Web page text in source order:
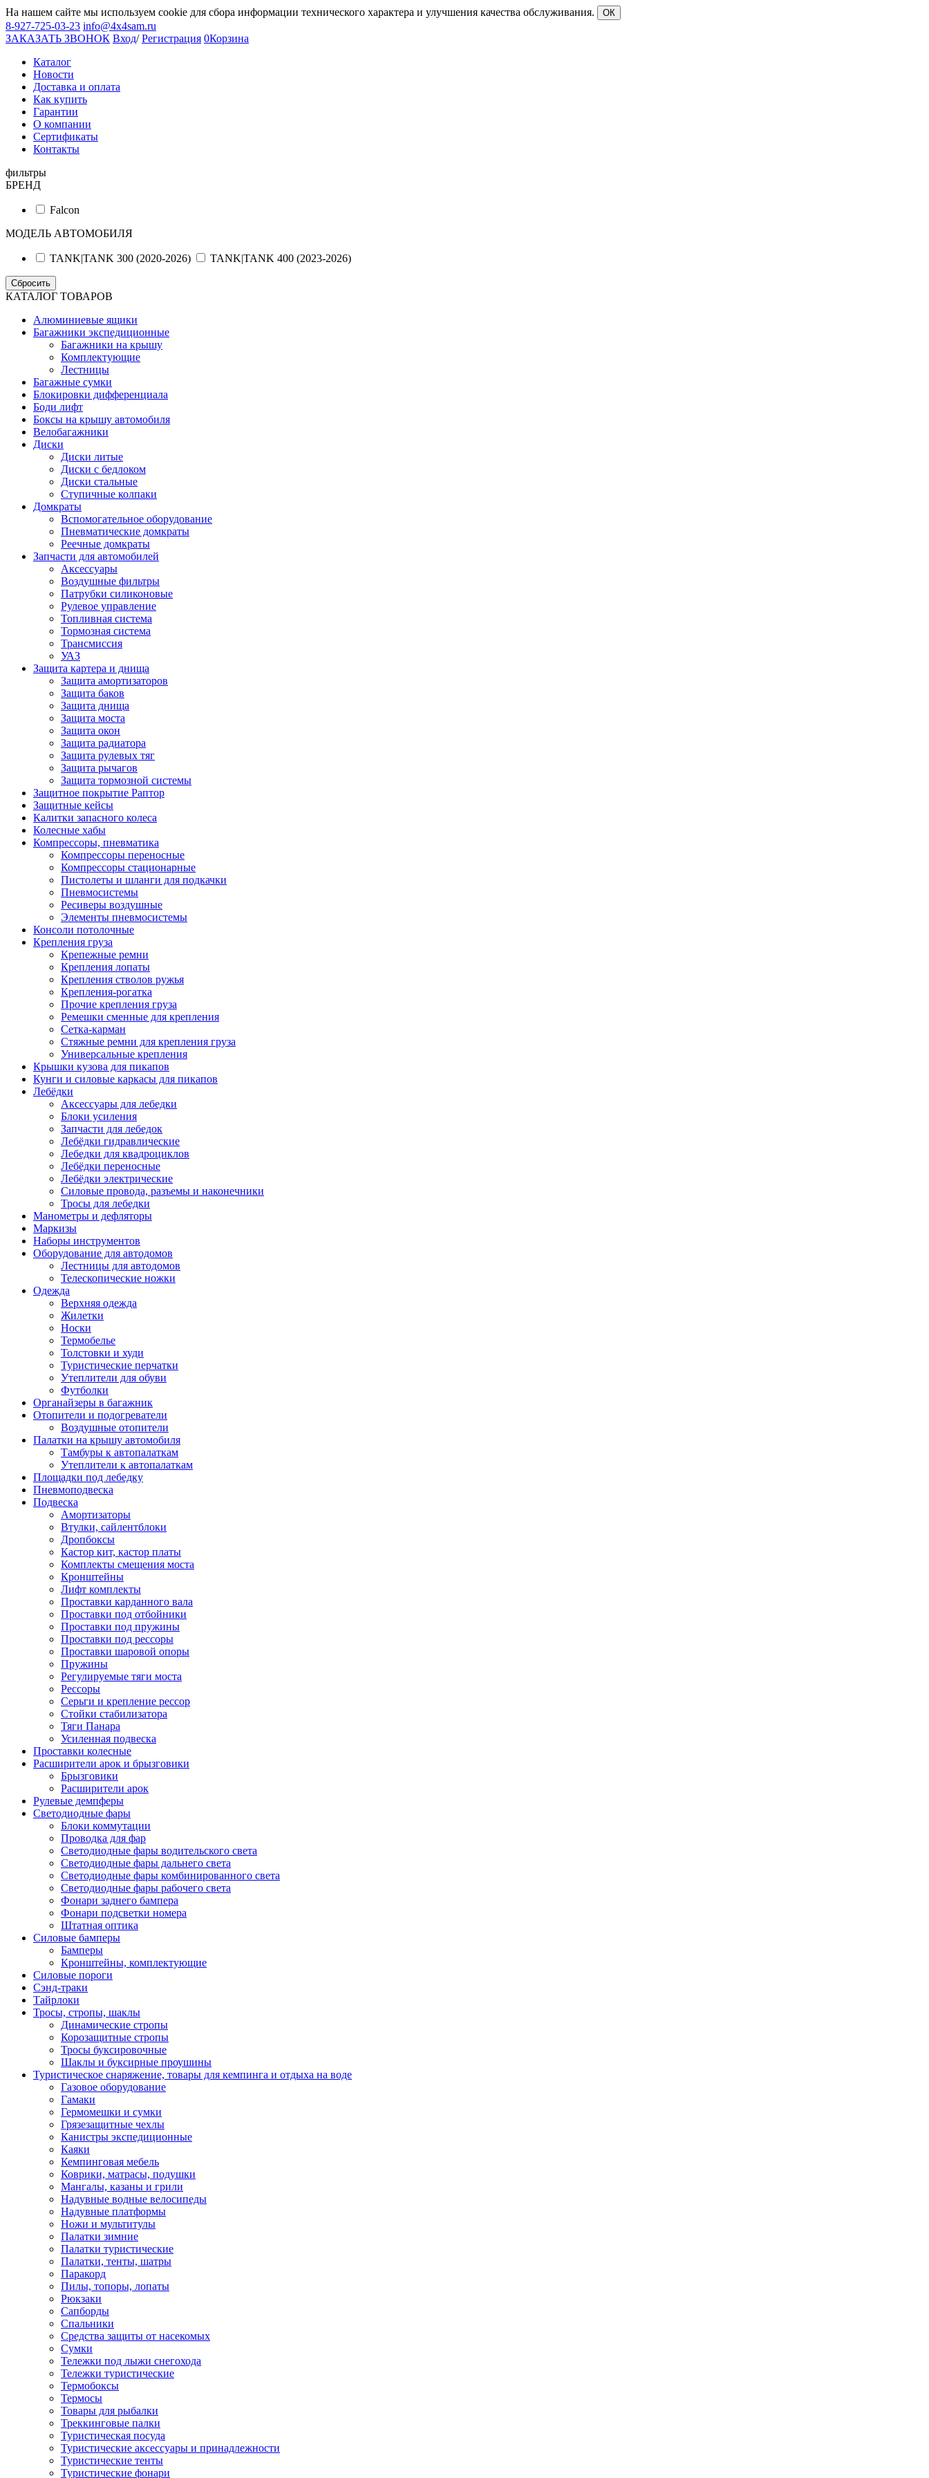
На нашем сайте мы используем cookie для сбора информации технического характера и улучшения качества обслуживания. ОК
8-927-725-03-23 info@4x4sam.ru
ЗАКАЗАТЬ ЗВОНОК Вход/Регистрация 0Корзина
Каталог
Новости
Доставка и оплата
Как купить
Гарантии
О компании
Сертификаты
Контакты
фильтры
БРЕНД
Falcon
МОДЕЛЬ АВТОМОБИЛЯ
TANK|TANK 300 (2020-2026) TANK|TANK 400 (2023-2026)
КАТАЛОГ ТОВАРОВ
Алюминиевые ящики
Багажники экспедиционные
Багажники на крышу
Комплектующие
Лестницы
Багажные сумки
Блокировки дифференциала
Боди лифт
Боксы на крышу автомобиля
Велобагажники
Диски
Диски литые
Диски с бедлоком
Диски стальные
Ступичные колпаки
Домкраты
Вспомогательное оборудование
Пневматические домкраты
Реечные домкраты
Запчасти для автомобилей
Аксессуары
Воздушные фильтры
Патрубки силиконовые
Рулевое управление
Топливная система
Тормозная система
Трансмиссия
УАЗ
Защита картера и днища
Защита амортизаторов
Защита баков
Защита днища
Защита моста
Защита окон
Защита радиатора
Защита рулевых тяг
Защита рычагов
Защита тормозной системы
Защитное покрытие Раптор
Защитные кейсы
Калитки запасного колеса
Колесные хабы
Компрессоры, пневматика
Компрессоры переносные
Компрессоры стационарные
Пистолеты и шланги для подкачки
Пневмосистемы
Ресиверы воздушные
Элементы пневмосистемы
Консоли потолочные
Крепления груза
Крепежные ремни
Крепления лопаты
Крепления стволов ружья
Крепления-рогатка
Прочие крепления груза
Ремешки сменные для крепления
Сетка-карман
Стяжные ремни для крепления груза
Универсальные крепления
Крышки кузова для пикапов
Кунги и силовые каркасы для пикапов
Лебёдки
Аксессуары для лебедки
Блоки усиления
Запчасти для лебедок
Лебёдки гидравлические
Лебедки для квадроциклов
Лебёдки переносные
Лебёдки электрические
Силовые провода, разъемы и наконечники
Тросы для лебедки
Манометры и дефляторы
Маркизы
Наборы инструментов
Оборудование для автодомов
Лестницы для автодомов
Телескопические ножки
Одежда
Верхняя одежда
Жилетки
Носки
Термобелье
Толстовки и худи
Туристические перчатки
Утеплители для обуви
Футболки
Органайзеры в багажник
Отопители и подогреватели
Воздушные отопители
Палатки на крышу автомобиля
Тамбуры к автопалаткам
Утеплители к автопалаткам
Площадки под лебедку
Пневмоподвеска
Подвеска
Амортизаторы
Втулки, сайлентблоки
Дропбоксы
Кастор кит, кастор платы
Комплекты смещения моста
Кронштейны
Лифт комплекты
Проставки карданного вала
Проставки под отбойники
Проставки под пружины
Проставки под рессоры
Проставки шаровой опоры
Пружины
Регулируемые тяги моста
Рессоры
Серьги и крепление рессор
Стойки стабилизатора
Тяги Панара
Усиленная подвеска
Проставки колесные
Расширители арок и брызговики
Брызговики
Расширители арок
Рулевые демпферы
Светодиодные фары
Блоки коммутации
Проводка для фар
Светодиодные фары водительского света
Светодиодные фары дальнего света
Светодиодные фары комбинированного света
Светодиодные фары рабочего света
Фонари заднего бампера
Фонари подсветки номера
Штатная оптика
Силовые бамперы
Бамперы
Кронштейны, комплектующие
Силовые пороги
Сэнд-траки
Тайрлоки
Тросы, стропы, шаклы
Динамические стропы
Корозащитные стропы
Тросы буксировочные
Шаклы и буксирные проушины
Туристическое снаряжение, товары для кемпинга и отдыха на воде
Газовое оборудование
Гамаки
Гермомешки и сумки
Грязезащитные чехлы
Канистры экспедиционные
Каяки
Кемпинговая мебель
Коврики, матрасы, подушки
Мангалы, казаны и грили
Надувные водные велосипеды
Надувные платформы
Ножи и мультитулы
Палатки зимние
Палатки туристические
Палатки, тенты, шатры
Паракорд
Пилы, топоры, лопаты
Рюкзаки
Сапборды
Спальники
Средства защиты от насекомых
Сумки
Тележки под лыжи снегохода
Тележки туристические
Термобоксы
Термосы
Товары для рыбалки
Треккинговые палки
Туристическая посуда
Туристические аксессуары и принадлежности
Туристические тенты
Туристические фонари